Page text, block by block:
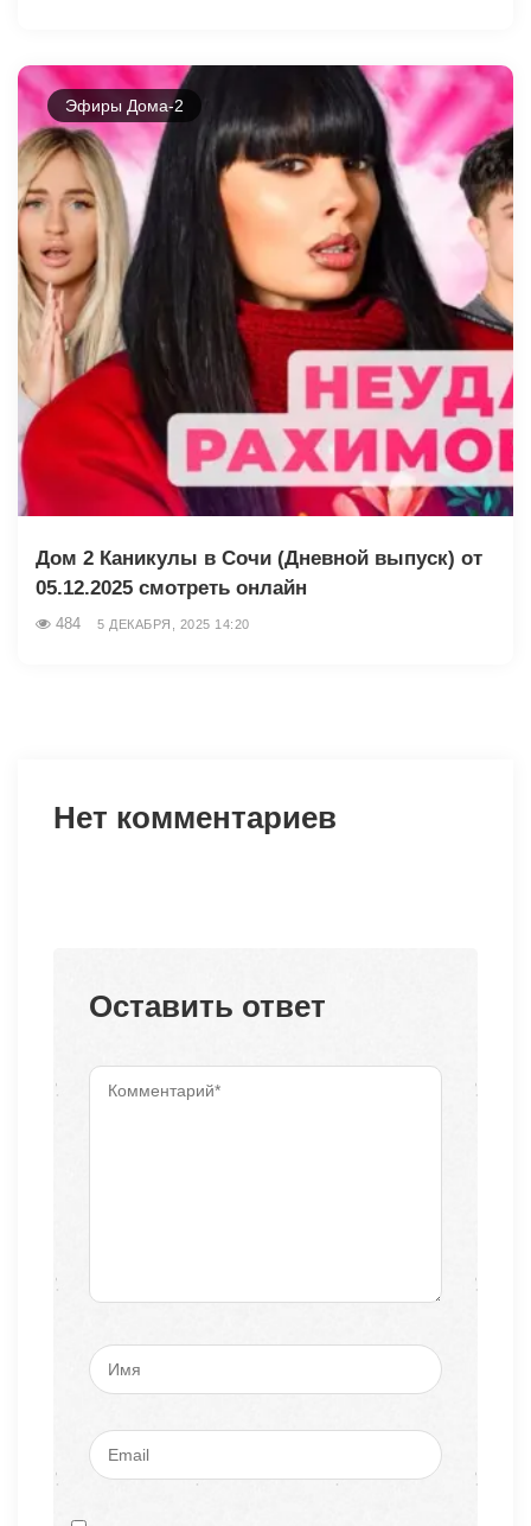
Эфиры Дома-2
Дом 2 Каникулы в Сочи (Дневной выпуск) от
05.12.2025 смотреть онлайн
484 5 ДЕКАБРЯ, 2025 14:20
Нет комментариев
Оставить ответ